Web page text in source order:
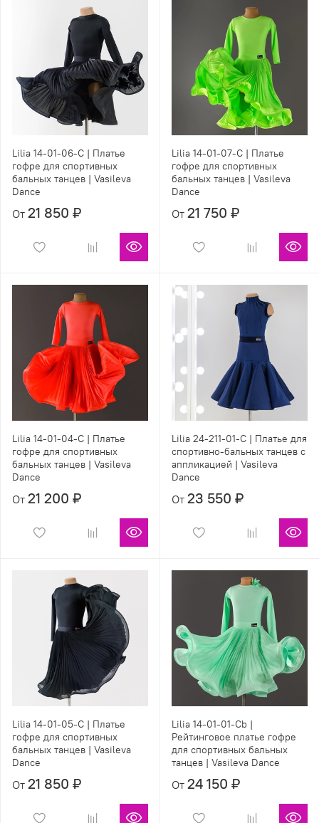
Lilia 14-01-06-С | Платье
гофре для спортивных
бальных танцев | Vasileva
Dance
От 21 850 ₽
Lilia 14-01-07-С | Платье
гофре для спортивных
бальных танцев | Vasileva
Dance
От 21 750 ₽
Lilia 14-01-04-С | Платье
гофре для спортивных
бальных танцев | Vasileva
Dance
От 21 200 ₽
Lilia 24-211-01-C | Платье для
спортивно-бальных танцев с
аппликацией | Vasileva
Dance
От 23 550 ₽
Lilia 14-01-05-С | Платье
гофре для спортивных
бальных танцев | Vasileva
Dance
От 21 850 ₽
Lilia 14-01-01-Сb |
Рейтинговое платье гофре
для спортивных бальных
танцев | Vasileva Dance
От 24 150 ₽